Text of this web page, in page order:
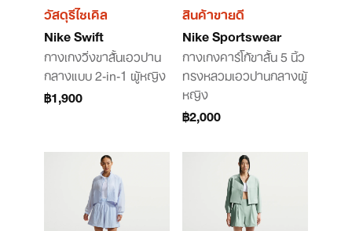
วัสดุรีไซเคิล
Nike Swift
กางเกงวิ่งขาสั้นเอวปาน
กลางแบบ 2-in-1 ผู้หญิง
฿1,900
สินค้าขายดี
Nike Sportswear
กางเกงคาร์โก้ขาสั้น 5 นิ้ว
ทรงหลวมเอวปานกลางผู้
หญิง
฿2,000